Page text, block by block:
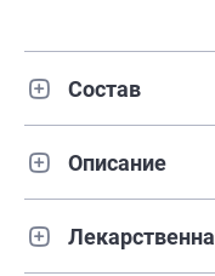
Состав
Описание